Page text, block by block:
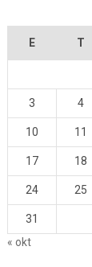
E T
3 4
10 11
17 18
24 25
31
« okt